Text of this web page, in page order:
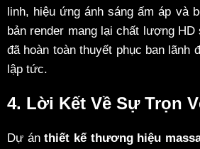
linh, hiệu ứng ánh sáng ấm áp và
bản render mang lại chất lượng
đã hoàn toàn thuyết phục ban lãnh
lập tức.
4. Lời Kết Về Sự Trọn
Dự ánthiết kế thương hiệu